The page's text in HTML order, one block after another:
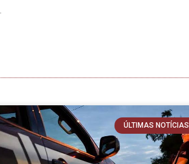
ÚLTIMAS NOTÍCIAS